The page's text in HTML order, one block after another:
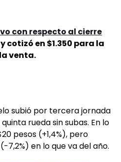
con respecto al cierre
y cotizó en $1.350 para la
venta.
subió por tercera jornada
rueda sin subas. En lo
pesos (+1,4%), pero
7,2%) en lo que va del año.